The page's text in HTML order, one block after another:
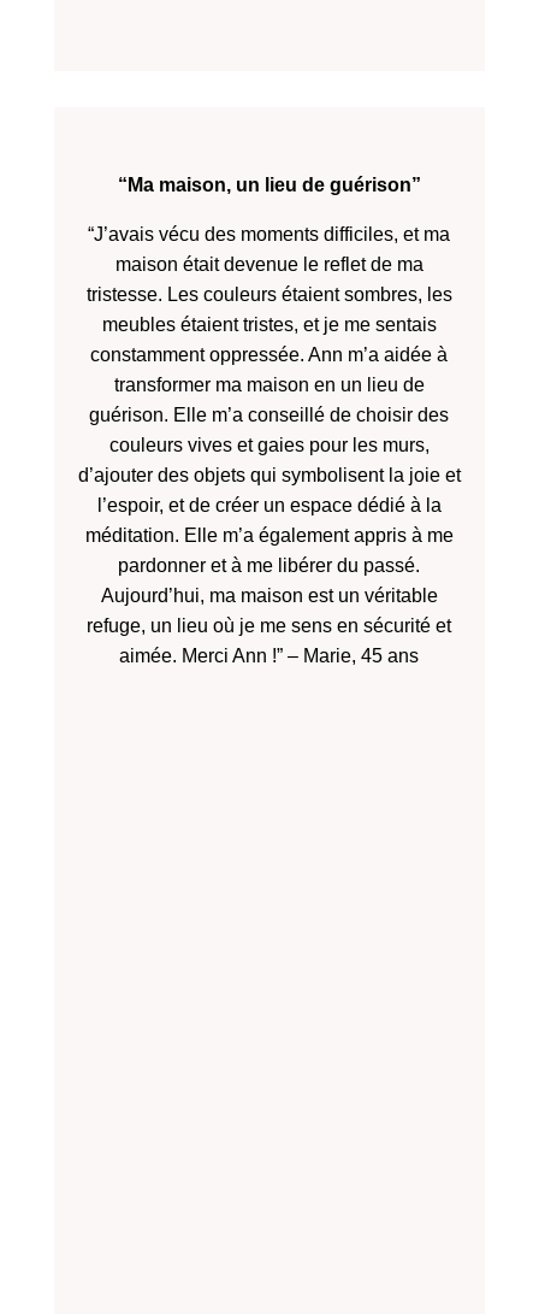
“Ma maison, un lieu de guérison”
“J’avais vécu des moments difficiles, et ma
maison était devenue le reflet de ma
tristesse. Les couleurs étaient sombres, les
meubles étaient tristes, et je me sentais
constamment oppressée. Ann m’a aidée à
transformer ma maison en un lieu de
guérison. Elle m’a conseillé de choisir des
couleurs vives et gaies pour les murs,
d’ajouter des objets qui symbolisent la joie et
l’espoir, et de créer un espace dédié à la
méditation. Elle m’a également appris à me
pardonner et à me libérer du passé.
Aujourd’hui, ma maison est un véritable
refuge, un lieu où je me sens en sécurité et
aimée. Merci Ann !” – Marie, 45 ans